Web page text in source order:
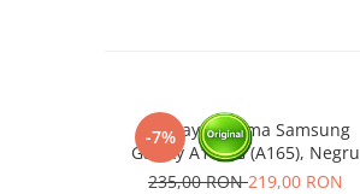
-7%
Display cu rama Samsung
Galaxy A16 4G (A165), Negru
(Original Service Pack)
235,00 RON219,00 RON